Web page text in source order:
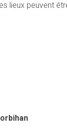
lieux peuvent